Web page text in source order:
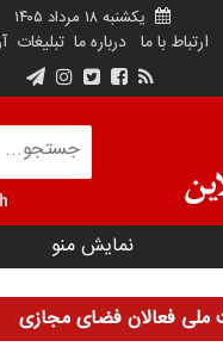
یکشنبه ۱۸ مرداد ۱۴۰۵
ارتباط با ما درباره ما تبلیغات
نمایش منو
فعالان فضای مجازی